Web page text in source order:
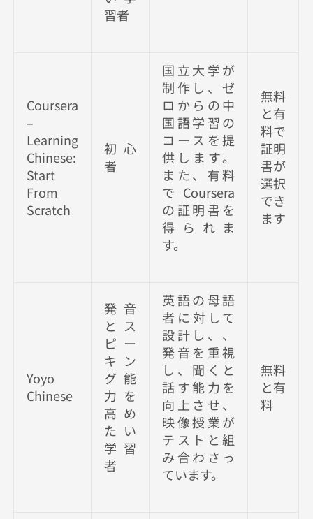
習者
Coursera
–
Learning
Chinese:
Start
From
Scratch
初心
者
国立大学が
制作し、ゼ
ロからの中
国語学習の
コースを提
供します。
また、有料
でCoursera
の証明書を
得られま
す。
無料
と有
料で
証明
書が
選択
でき
ます
Yoyo
Chinese
発音
とス
ピー
キン
グ能
力を
高め
たい
学習
者
英語の母語
者に対して
設計し、、
発音を重視
し、聞くと
話す能力を
向上させ、
映像授業が
テストと組
み合わさっ
ています。
無料
と有
料